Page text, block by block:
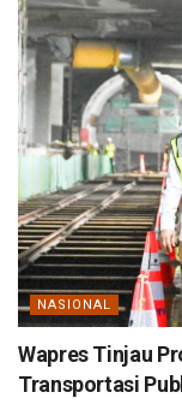
NASIONAL
Wapres Tinjau
Transportasi